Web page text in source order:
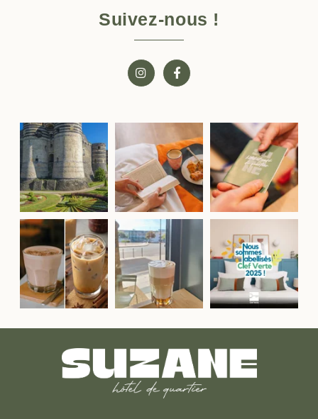
Suivez-nous !